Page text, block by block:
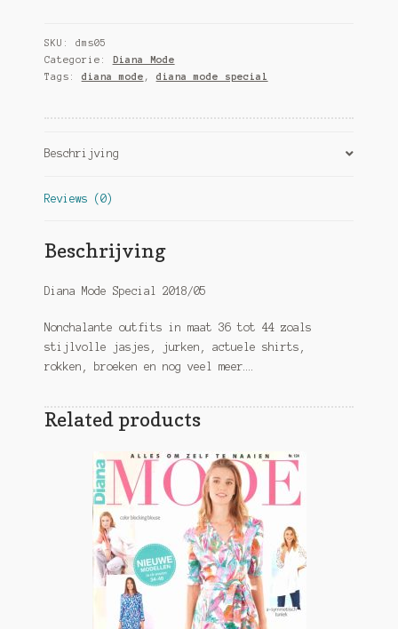
quantity
SKU: dms05
Categorie: Diana Mode
Tags: diana mode , diana mode special
Beschrijving
Reviews (0)
Beschrijving
Diana Mode Special 2018/05
Nonchalante outfits in maat 36 tot 44 zoals
stijlvolle jasjes, jurken, actuele shirts,
rokken, broeken en nog veel meer….
Related products